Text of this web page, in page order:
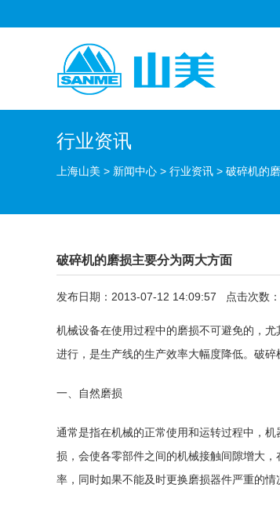
行业资讯
上海山美 > 新闻中心 > 行业资讯 > 破碎机的
破碎机的磨损主要分为两大方面
发布日期：2013-07-12 14:09:57 点击次数：
机械设备在使用过程中的磨损不可避免的，尤
进行，是生产线的生产效率大幅度降低。 破碎
一、自然磨损
通常是指在机械的正常使用和运转过程中，
损，会使各零部件之间的机械接触间隙增大
率，同时如果不能及时更换磨损器件严重的